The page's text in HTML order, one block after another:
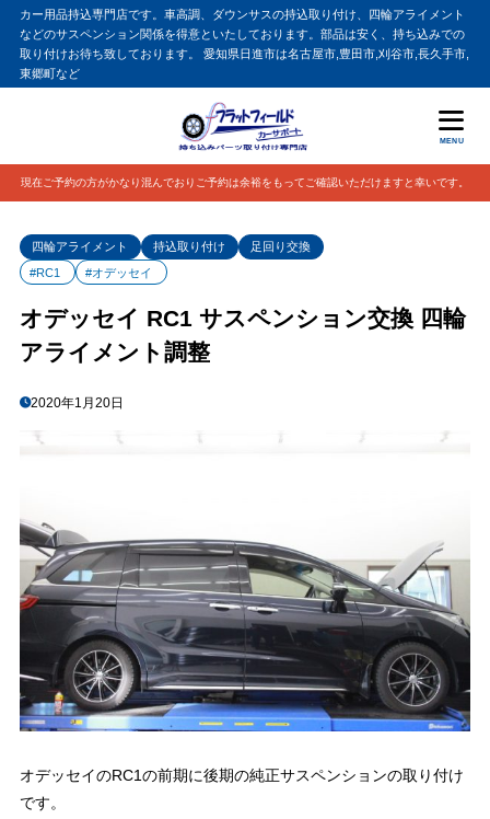
カー用品持込専門店です。車高調、ダウンサスの持込取り付け、四輪アライメント
などのサスペンション関係を得意といたしております。部品は安く、持ち込みでの
取り付けお待ち致しております。 愛知県日進市は名古屋市,豊田市,刈谷市,長久手市,
東郷町など
MENU
現在ご予約の方がかなり混んでおりご予約は余裕をもってご確認いただけますと幸いです。
四輪アライメント 持込取り付け
足回り交換
#RC1
#オデッセイ
オデッセイ RC1 サスペンション交換 四輪
アライメント調整
2020年1月20日
オデッセイのRC1の前期に後期の純正サスペンションの取り付け
です。